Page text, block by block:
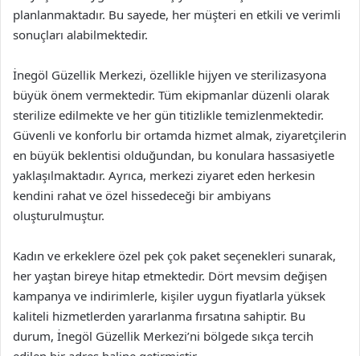
planlanmaktadır. Bu sayede, her müşteri en etkili ve verimli
sonuçları alabilmektedir.
İnegöl Güzellik Merkezi, özellikle hijyen ve sterilizasyona
büyük önem vermektedir. Tüm ekipmanlar düzenli olarak
sterilize edilmekte ve her gün titizlikle temizlenmektedir.
Güvenli ve konforlu bir ortamda hizmet almak, ziyaretçilerin
en büyük beklentisi olduğundan, bu konulara hassasiyetle
yaklaşılmaktadır. Ayrıca, merkezi ziyaret eden herkesin
kendini rahat ve özel hissedeceği bir ambiyans
oluşturulmuştur.
Kadın ve erkeklere özel pek çok paket seçenekleri sunarak,
her yaştan bireye hitap etmektedir. Dört mevsim değişen
kampanya ve indirimlerle, kişiler uygun fiyatlarla yüksek
kaliteli hizmetlerden yararlanma fırsatına sahiptir. Bu
durum, İnegöl Güzellik Merkezi’ni bölgede sıkça tercih